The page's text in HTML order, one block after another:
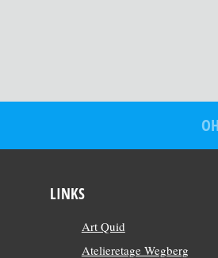
LINKS
Art Quid
Atelieretage Wegberg